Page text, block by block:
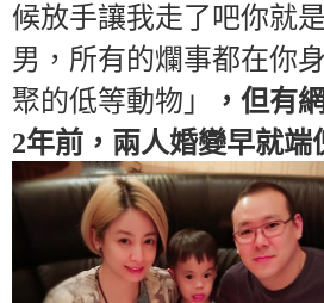
候放手讓我走了吧你就
男，所有的爛事都在你
聚的低等動物」
，但有
2年前，兩人婚變早就端